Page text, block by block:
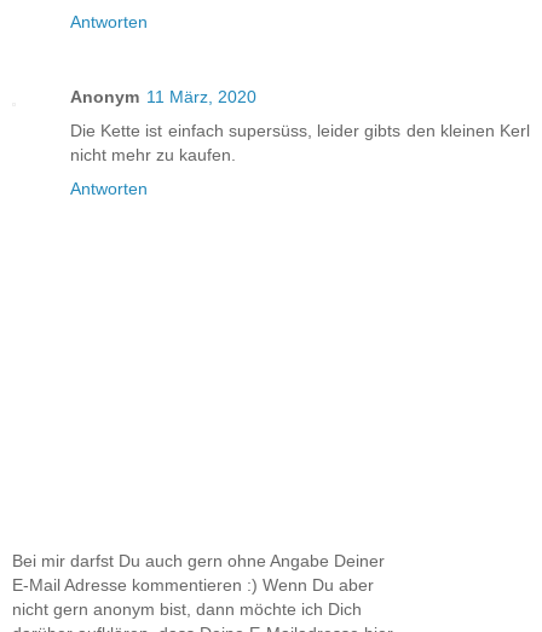
Antworten
Anonym 11 März, 2020
Die Kette ist einfach supersüss, leider gibts den kleinen Kerl
nicht mehr zu kaufen.
Antworten
Bei mir darfst Du auch gern ohne Angabe Deiner
E-Mail Adresse kommentieren :) Wenn Du aber
nicht gern anonym bist, dann möchte ich Dich